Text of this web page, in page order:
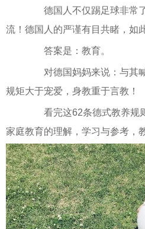
德国人不仅踢足球非常了
流！德国人的严谨有目共睹，如
答案是：教育。
对德国妈妈来说：与其喊
规矩大于宠爱，身教重于言教！
看完这62条德式教养规
家庭教育的理解，学习与参考，